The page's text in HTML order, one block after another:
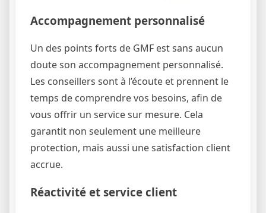
Accompagnement personnalisé
Un des points forts de GMF est sans aucun
doute son accompagnement personnalisé.
Les conseillers sont à l’écoute et prennent le
temps de comprendre vos besoins, afin de
vous offrir un service sur mesure. Cela
garantit non seulement une meilleure
protection, mais aussi une satisfaction client
accrue.
Réactivité et service client